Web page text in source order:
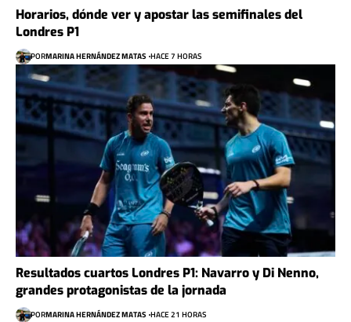
Horarios, dónde ver y apostar las semifinales del
Londres P1
PORMARINA HERNÁNDEZ MATAS HACE 7 HORAS
Resultados cuartos Londres P1: Navarro y Di Nenno,
grandes protagonistas de la jornada
PORMARINA HERNÁNDEZ MATAS HACE 21 HORAS